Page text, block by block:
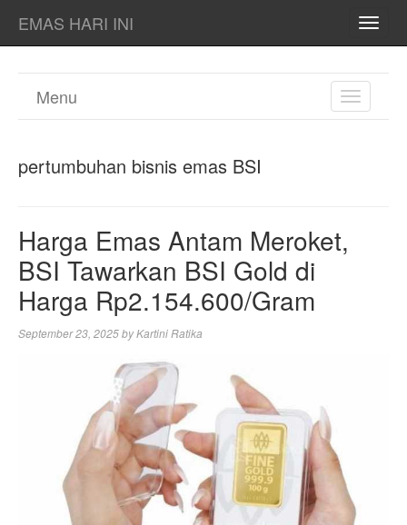
EMAS HARI INI
TOGGLE
Menu
pertumbuhan bisnis emas BSI
Harga Emas Antam Meroket,
BSI Tawarkan BSI Gold di
Harga Rp2.154.600/Gram
September 23, 2025byKartini Ratika